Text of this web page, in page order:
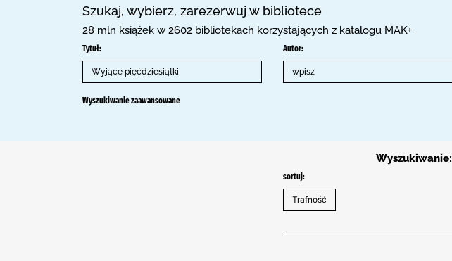
Szukaj, wybierz, zarezerwuj w bibliotece
28 mln książek w 2602 bibliotekach korzystających z katalogu MAK+
Tytuł: Autor:
Wyszukiwanie zaawansowane
Wyszukiwanie:
sortuj: